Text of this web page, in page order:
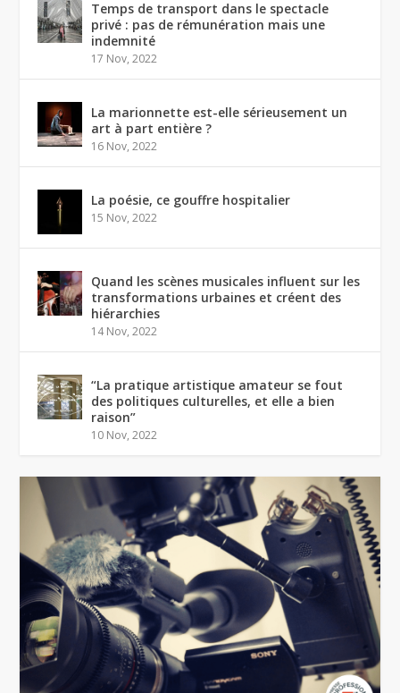
Temps de transport dans le spectacle
privé : pas de rémunération mais une
indemnité
17 Nov, 2022
La marionnette est-elle sérieusement un
art à part entière ?
16 Nov, 2022
La poésie, ce gouffre hospitalier
15 Nov, 2022
Quand les scènes musicales influent sur les
transformations urbaines et créent des
hiérarchies
14 Nov, 2022
“La pratique artistique amateur se fout
des politiques culturelles, et elle a bien
raison”
10 Nov, 2022